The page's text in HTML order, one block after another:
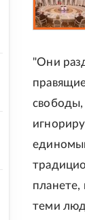
"Они
свободы,
планете,
теми